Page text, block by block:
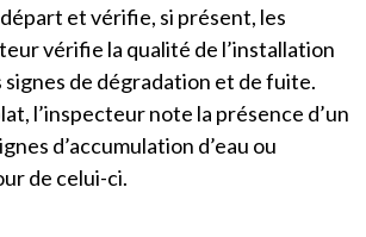
et vérifie, si présent, les
vérifie la qualité de l’installation
de dégradation et de fuite.
l’inspecteur note la présence d’un
d’accumulation d’eau ou
de celui-ci.